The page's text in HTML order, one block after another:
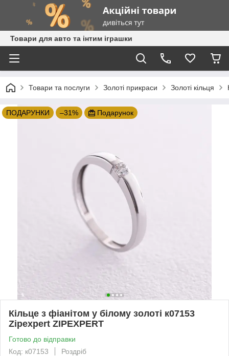
Товари для авто та інтим іграшки
Товари та послуги Золоті прикраси Золоті кільця
ПОДАРУНКИ –31% Подарунок
Кільце з фіанітом у білому золоті к07153
Zipexpert ZIPEXPERT
Готово до відправки
Код: к07153
Роздріб